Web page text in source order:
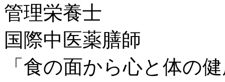
管理栄養士
国際中医薬膳師
「食の面から心と体の